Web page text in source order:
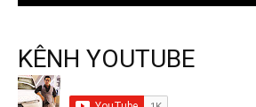
KÊNH YOUTUBE